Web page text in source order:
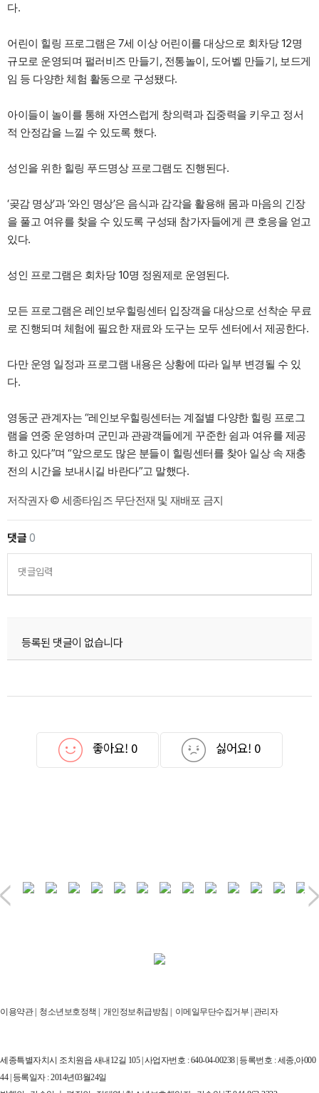
다.
어린이 힐링 프로그램은 7세 이상 어린이를 대상으로 회차당 12명
규모로 운영되며 펄러비즈 만들기, 전통놀이, 도어벨 만들기, 보드게
임 등 다양한 체험 활동으로 구성됐다.
아이들이 놀이를 통해 자연스럽게 창의력과 집중력을 키우고 정서
적 안정감을 느낄 수 있도록 했다.
성인을 위한 힐링 푸드명상 프로그램도 진행된다.
‘곶감 명상’과 ‘와인 명상’은 음식과 감각을 활용해 몸과 마음의 긴장
을 풀고 여유를 찾을 수 있도록 구성돼 참가자들에게 큰 호응을 얻고
있다.
성인 프로그램은 회차당 10명 정원제로 운영된다.
모든 프로그램은 레인보우힐링센터 입장객을 대상으로 선착순 무료
로 진행되며 체험에 필요한 재료와 도구는 모두 센터에서 제공한다.
다만 운영 일정과 프로그램 내용은 상황에 따라 일부 변경될 수 있
다.
영동군 관계자는 “레인보우힐링센터는 계절별 다양한 힐링 프로그
램을 연중 운영하며 군민과 관광객들에게 꾸준한 쉼과 여유를 제공
하고 있다”며 “앞으로도 많은 분들이 힐링센터를 찾아 일상 속 재충
전의 시간을 보내시길 바란다”고 말했다.
저작권자 © 세종타임즈 무단전재 및 재배포 금지
댓글0
댓글입력
등록된 댓글이 없습니다
좋아요! 0 싫어요! 0
이용약관| 청소년보호정책 | 개인정보취급방침 | 이메일무단수집거부 | 관리자
세종특별자치시 조치원읍 새내12길 105 | 사업자번호 : 640-04-00238 | 등록번호 : 세종,아000
44 | 등록일자 : 2014년03월24일